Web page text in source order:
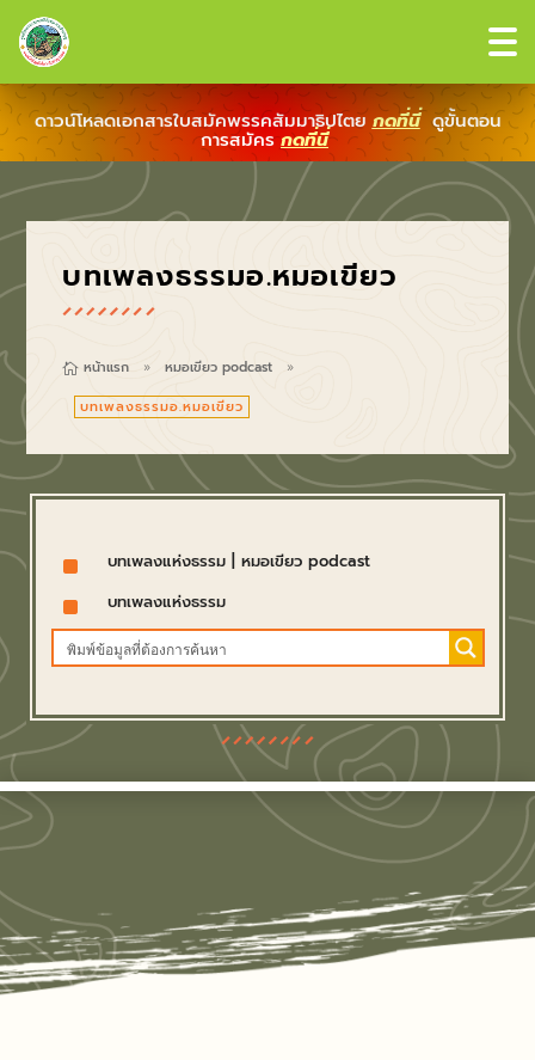
ดาวน์โหลดเอกสารใบสมัคพรรคสัมมาธิปไตย กดที่นี่ ดูขั้นตอน
การสมัครกดที่นี่
บทเพลงธรรมอ.หมอเขียว
 หน้าแรก 9 หมอเขียว podcast 9
บทเพลงธรรมอ.หมอเขียว
^ บทเพลงแห่งธรรม| หมอเขียว podcast
^ บทเพลงแห่งธรรม